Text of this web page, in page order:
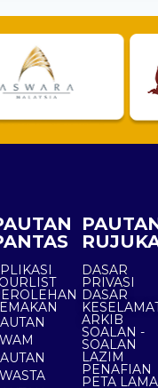
DASAR
PRIVASI
DASAR
ARKIB
SOALAN -
SOALAN
LAZIM
PENAFIAN
PETA